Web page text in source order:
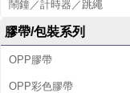
鬧鐘／計時器／跳繩
膠帶/包裝系列
OPP膠帶
OPP彩色膠帶